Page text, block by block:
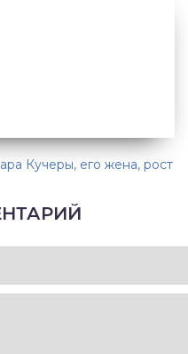
Кучеры, его жена, рост